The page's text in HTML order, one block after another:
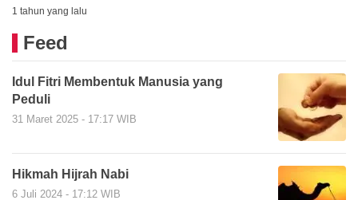
1 tahun yang lalu
Feed
Idul Fitri Membentuk Manusia yang
Peduli
31 Maret 2025 - 17:17 WIB
Hikmah Hijrah Nabi
6 Juli 2024 - 17:12 WIB